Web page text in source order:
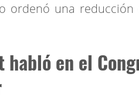
ordenó una
habló en el